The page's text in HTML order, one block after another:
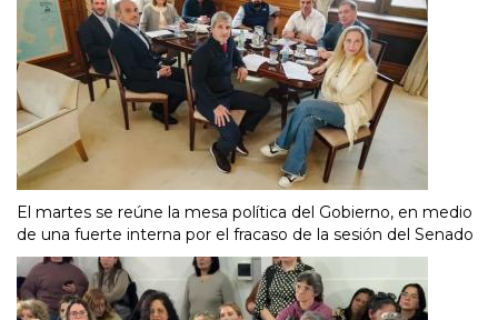
El martes se reúne la mesa política del Gobierno, en medio
de una fuerte interna por el fracaso de la sesión del Senado